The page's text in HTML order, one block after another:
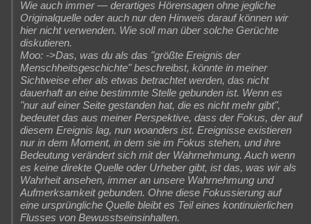
Wie auch immer — derartiges Hörensagen ohne jegliche
Originalquelle oder auch nur den Hinweis darauf können wir
hier nicht verwenden. Wie soll man über solche Gerüchte
diskutieren.
Moo: ->Das, was du als das "größte Ereignis der
Menschheitsgeschichte" beschreibst, könnte in meiner
Sichtweise eher als etwas betrachtet werden, das nicht
dauerhaft an eine bestimmte Stelle gebunden ist. Wenn es
"nur auf einer Seite gestanden hat, die es nicht mehr gibt",
bedeutet das aus meiner Perspektive, dass der Fokus, der auf
diesem Ereignis lag, nun woanders ist. Ereignisse existieren
nur in dem Moment, in dem sie im Fokus stehen, und ihre
Bedeutung verändert sich mit der Wahrnehmung. Auch wenn
es keine direkte Quelle oder Urheber gibt, ist das, was wir als
Wahrheit ansehen, immer an unsere Wahrnehmung und
Aufmerksamkeit gebunden. Ohne diese Fokussierung auf
eine ursprüngliche Quelle bleibt es Teil eines kontinuierlichen
Flusses von Bewusstseinsinhalten.